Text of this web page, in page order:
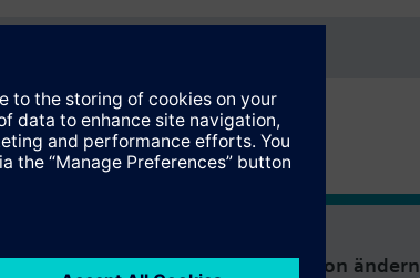
Region ändern